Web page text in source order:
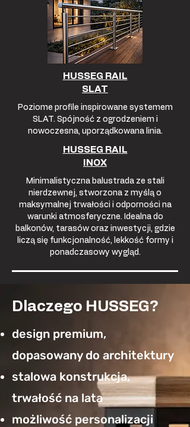
HUSSEG RAIL
SLAT
Poziome profile inspirowane systemem
SLAT. Spójność z ogrodzeniem i
nowoczesna, uporządkowana linia.
HUSSEG RAIL
INOX
Minimalistyczna balustrada ze stali
nierdzewnej, stworzona z myślą o
maksymalnej trwałości i odporności na
warunki atmosferyczne. Idealna do
balkonów, tarasów oraz inwestycji, gdzie
liczą się funkcjonalność, lekkość formy i
ponadczasowy wygląd.
Dlaczego HUSSEG?
design premium,
dopasowany do architektury
stalowa konstrukcja,
trwałość na lata
możliwość personalizacji